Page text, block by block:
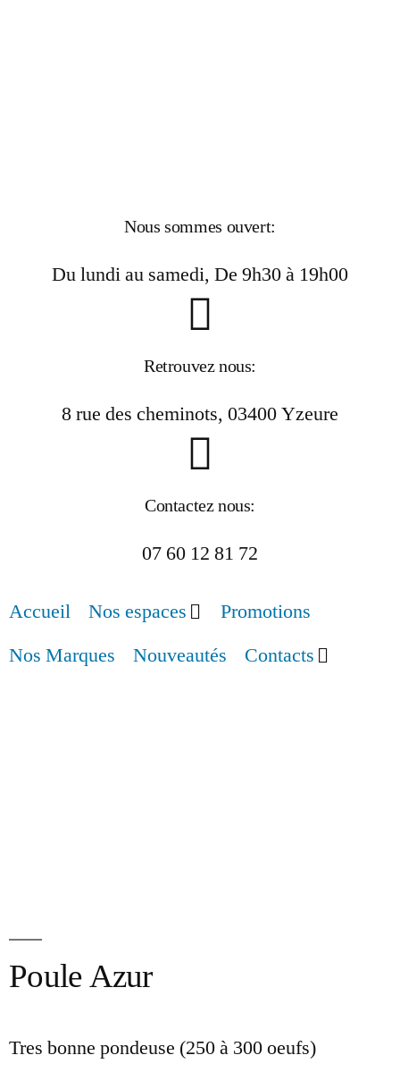
Nous sommes ouvert:
Du lundi au samedi, De 9h30 à 19h00
Retrouvez nous:
8 rue des cheminots, 03400 Yzeure
Contactez nous:
07 60 12 81 72
Accueil Nos espaces
Promotions
Nos Marques
Nouveautés Contacts
Poule Azur
Tres bonne pondeuse (250 à 300 oeufs)